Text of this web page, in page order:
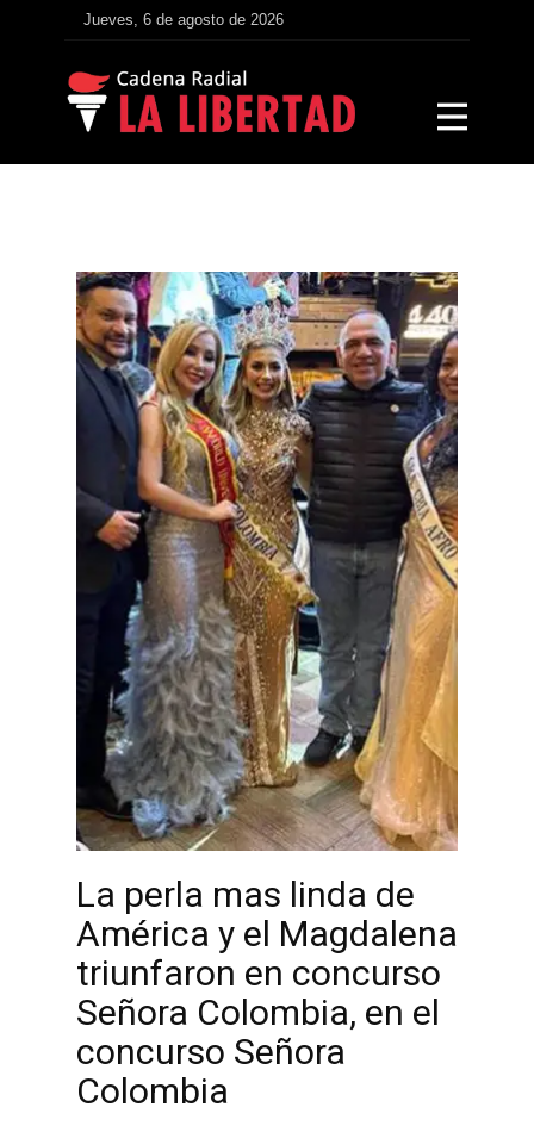
Jueves, 6 de agosto de 2026
La perla mas linda de
América y el Magdalena
triunfaron en concurso
Señora Colombia, en el
concurso Señora
Colombia